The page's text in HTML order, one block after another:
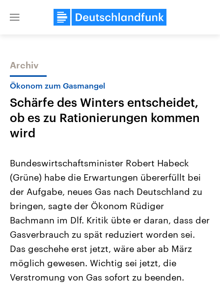
Close
Themen
2026
Alle Informationen
Sachsen-Anhalt wählt am 6.
September 2026 einen neuen
Landtag. Seit 2021 wird das
Bundesland von einer Koalition aus
Umfragen, Prognosen,
und Hintergründe zu den Parteien
und Kandidaten der anstehenden
Wahl.
Aktuelle Beiträge,
Hintergründe
Wirtschaftlich und
gehören die Vereinigten
den mächtigsten Ländern
mit großem Einfluss auf
aktuelle Weltgeschehen.
Sendungen Programm Podcasts
Audio-Archiv
Archiv
Ökonom zum Gasmangel
Schärfe des Winters entscheidet,
ob es zu Rationierungen kommen
wird
Bundeswirtschaftsminister Robert Habeck
(Grüne) habe die Erwartungen übererfüllt bei
der Aufgabe, neues Gas nach Deutschland zu
bringen, sagte der Ökonom Rüdiger
Bachmann im Dlf. Kritik übte er daran, dass der
Gasverbrauch zu spät reduziert worden sei.
Das geschehe erst jetzt, wäre aber ab März
möglich gewesen. Wichtig sei jetzt, die
Verstromung von Gas sofort zu beenden.